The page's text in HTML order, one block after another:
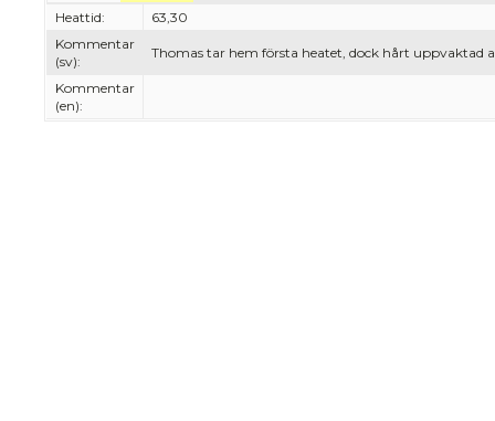
Heattid:
63,30
Kommentar
(sv):
Thomas tar hem första heatet, dock hårt uppvaktad
Kommentar
(en):